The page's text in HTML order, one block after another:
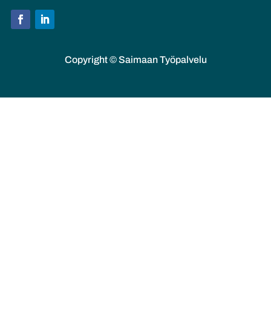
Copyright © Saimaan Työpalvelu